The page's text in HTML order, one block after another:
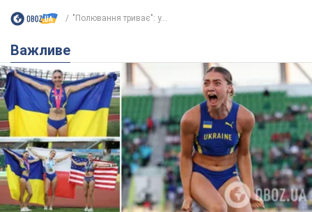
"Полювання триває": у...
Важливе